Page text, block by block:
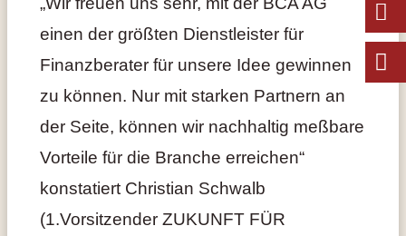
einen der größten Dienstleister für
Finanzberater für unsere Idee gewinnen
zu können. Nur mit starken Partnern an
der Seite, können wir nachhaltig meßbare
Vorteile für die Branche erreichen“
konstatiert Christian Schwalb
(1.Vorsitzender ZUKUNFT FÜR